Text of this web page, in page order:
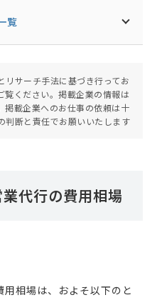
覧
リサーチ手法に基づき行ってお
覧ください。掲載企業の情報は
掲載企業へのお仕事の依頼は十
判断と責任でお願いいたします
代行の費用相場
相場は、およそ以下のと